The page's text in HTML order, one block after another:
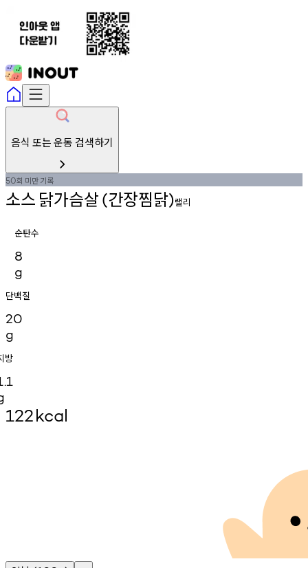
음식 또는 운동 검색하기
50회 미만기록
소스 닭가슴살(간장찜닭)랠리
순탄수
8
g
단백질
20
g
방
122kcal